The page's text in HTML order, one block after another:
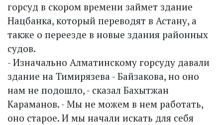
горсуд в скором времени займет здание
Нацбанка, который переводят в Астану, а
также о переезде в новые здания районных
судов.
- Изначально Алматинскому горсуду давали
здание на Тимирязева - Байзакова, но оно
нам не подошло, - сказал Бахытжан
Караманов. - Мы не можем в нем работать,
оно старое. И мы начали искать для себя